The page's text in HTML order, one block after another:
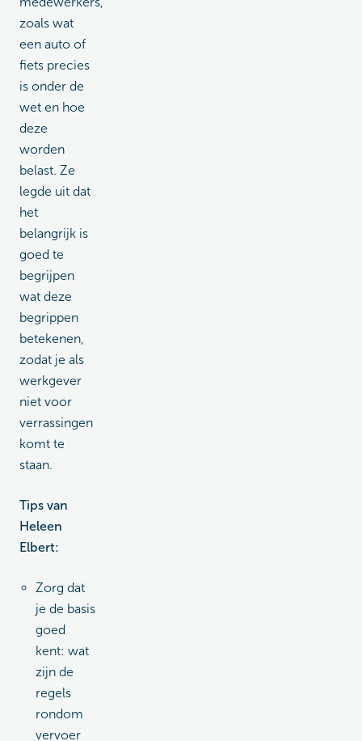
zoals wat
een auto of
fiets precies
is onder de
wet en hoe
deze
worden
belast. Ze
legde uit dat
het
belangrijk is
goed te
begrijpen
wat deze
begrippen
betekenen,
zodat je als
werkgever
niet voor
verrassingen
komt te
staan.
Tips van
Heleen
Elbert:
Zorg dat
je de basis
goed
kent: wat
zijn de
regels
rondom
vervoer